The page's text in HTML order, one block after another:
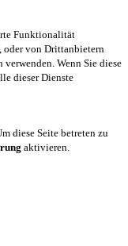
Funktionalität
oder von Drittanbietern
verwenden. Wenn Sie diese
dieser Dienste
diese Seite betreten zu
aktivieren.